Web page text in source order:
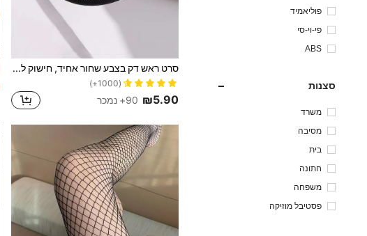
פוליאמיד
פי-וי-סי
ABS
סצנות
משרד
מסיבה
בית
חתונה
משפחה
פסטיבל מוזיקה
סרט ראש דק בצבע שחור אחיד, חישוק לשיער, אביזר לשיער יופי לבית אביזרי שיער גומייה לשיער
(1000+)
₪5.90 90+ נמכר